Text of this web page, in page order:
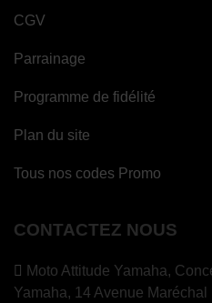
CGV
Parrainage
Programme de fidélité
Plan du site
Tous nos codes Promo
CONTACTEZ NOUS
Moto Attitude Yamaha,
Yamaha, 14 Avenue